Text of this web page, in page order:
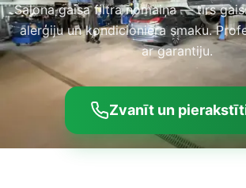
Salona gaisa filtra nomaiņa — tīrs
alerģiju un kondicioniera smaku.
ar garantiju.
Zvanīt un